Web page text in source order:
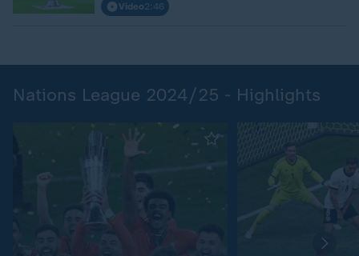
Video2:46
Nations League 2024/25 - Highlights